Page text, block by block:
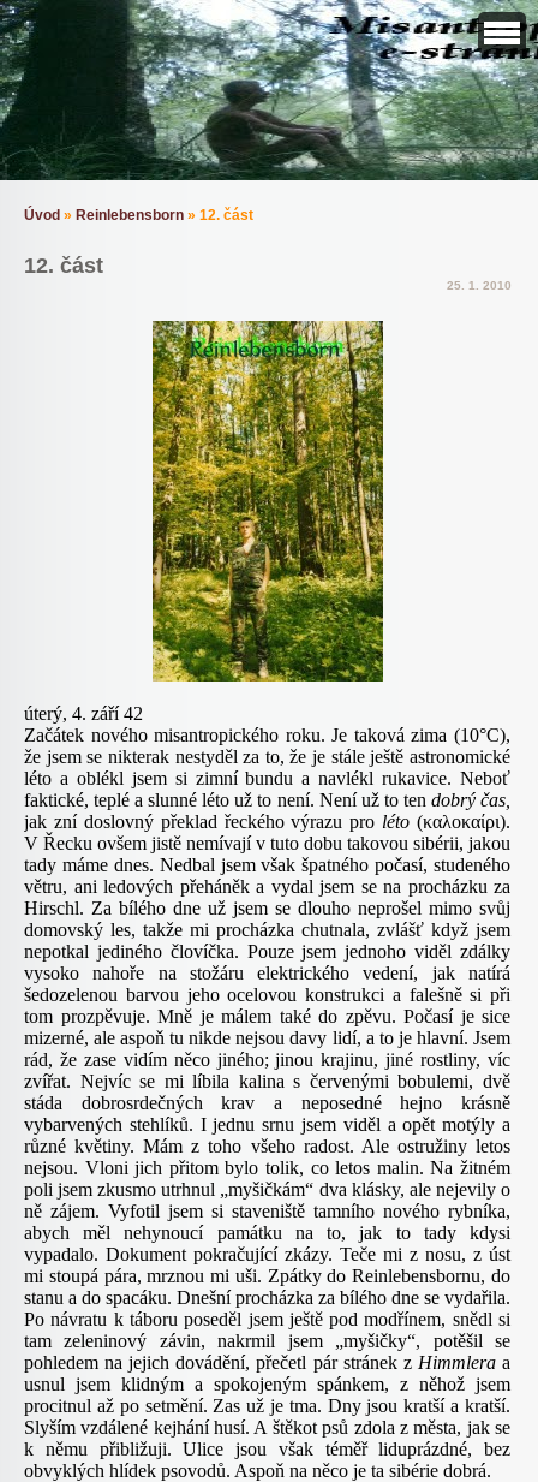
Úvod » Reinlebensborn » 12. část
12. část
25. 1. 2010
úterý, 4. září 42
Začátek nového misantropického roku. Je taková zima (10°C),
že jsem se nikterak nestyděl za to, že je stále ještě astronomické
léto a oblékl jsem si zimní bundu a navlékl rukavice. Neboť
faktické, teplé a slunné léto už to není. Není už to ten dobrý čas,
jak zní doslovný překlad řeckého výrazu pro léto (καλοκαίρι).
V Řecku ovšem jistě nemívají v tuto dobu takovou sibérii, jakou
tady máme dnes. Nedbal jsem však špatného počasí, studeného
větru, ani ledových přeháněk a vydal jsem se na procházku za
Hirschl. Za bílého dne už jsem se dlouho neprošel mimo svůj
domovský les, takže mi procházka chutnala, zvlášť když jsem
nepotkal jediného človíčka. Pouze jsem jednoho viděl zdálky
vysoko nahoře na stožáru elektrického vedení, jak natírá
šedozelenou barvou jeho ocelovou konstrukci a falešně si při
tom prozpěvuje. Mně je málem také do zpěvu. Počasí je sice
mizerné, ale aspoň tu nikde nejsou davy lidí, a to je hlavní. Jsem
rád, že zase vidím něco jiného; jinou krajinu, jiné rostliny, víc
zvířat. Nejvíc se mi líbila kalina s červenými bobulemi, dvě
stáda dobrosrdečných krav a neposedné hejno krásně
vybarvených stehlíků. I jednu srnu jsem viděl a opět motýly a
různé květiny. Mám z toho všeho radost. Ale ostružiny letos
nejsou. Vloni jich přitom bylo tolik, co letos malin. Na žitném
poli jsem zkusmo utrhnul „myšičkám“ dva klásky, ale nejevily o
ně zájem. Vyfotil jsem si staveniště tamního nového rybníka,
abych měl nehynoucí památku na to, jak to tady kdysi
vypadalo. Dokument pokračující zkázy. Teče mi z nosu, z úst
mi stoupá pára, mrznou mi uši. Zpátky do Reinlebensbornu, do
stanu a do spacáku. Dnešní procházka za bílého dne se vydařila.
Po návratu k táboru poseděl jsem ještě pod modřínem, snědl si
tam zeleninový závin, nakrmil jsem „myšičky“, potěšil se
pohledem na jejich dovádění, přečetl pár stránek z Himmleraa
usnul jsem klidným a spokojeným spánkem, z něhož jsem
procitnul až po setmění. Zas už je tma. Dny jsou kratší a kratší.
Slyším vzdálené kejhání husí. A štěkot psů zdola z města, jak se
k němu přibližuji. Ulice jsou však téměř liduprázdné, bez
obvyklých hlídek psovodů. Aspoň na něco je ta sibérie dobrá.